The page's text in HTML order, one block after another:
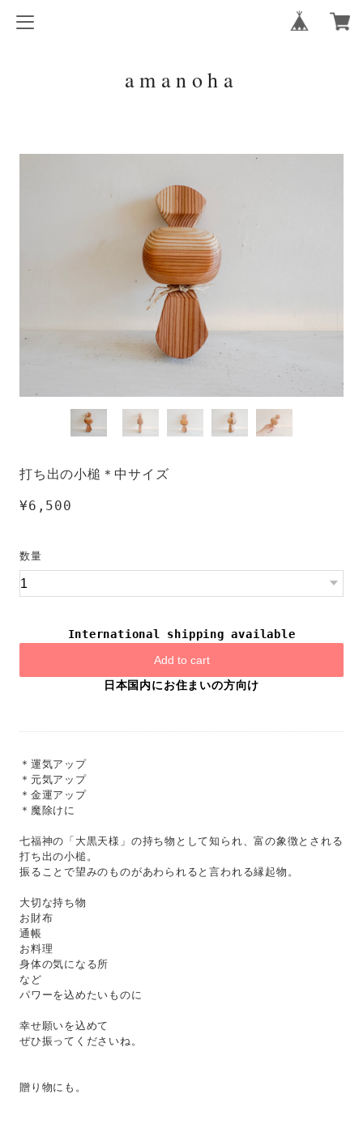
amanoha
打ち出の小槌＊中サイズ
¥6,500
数量
International shipping available
Add to cart
日本国内にお住まいの方向け
＊運気アップ
＊元気アップ
＊金運アップ
＊魔除けに
七福神の「大黒天様」の持ち物として知られ、富の象徴とされる
打ち出の小槌。
振ることで望みのものがあわられると言われる縁起物。
大切な持ち物
お財布
通帳
お料理
身体の気になる所
など
パワーを込めたいものに
幸せ願いを込めて
ぜひ振ってくださいね。
贈り物にも。